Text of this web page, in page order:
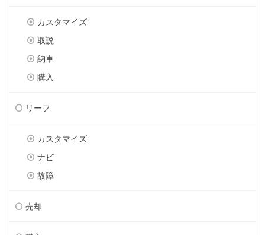
カスタマイズ
取説
納車
購入
リーフ
カスタマイズ
ナビ
故障
売却